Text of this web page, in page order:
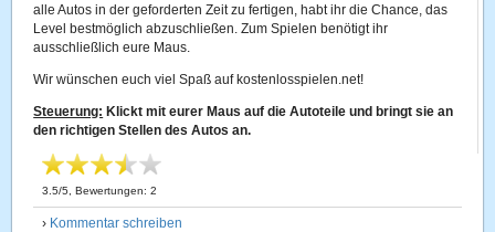
alle Autos in der geforderten Zeit zu fertigen, habt ihr die Chance, das
Level bestmöglich abzuschließen. Zum Spielen benötigt ihr
ausschließlich eure Maus.
Wir wünschen euch viel Spaß auf kostenlosspielen.net!
Steuerung: Klickt mit eurer Maus auf die Autoteile und bringt sie an
den richtigen Stellen des Autos an.
3.5/5 , Bewertungen:2
› Kommentar schreiben